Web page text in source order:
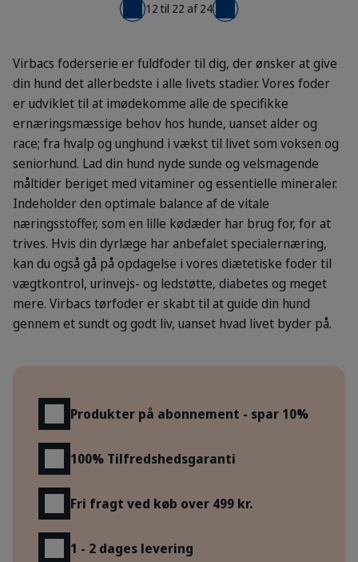
← Forrige
12 til 22 af 24
Næste →
Virbacs foderserie er fuldfoder til dig, der ønsker at give
din hund det allerbedste i alle livets stadier. Vores foder
er udviklet til at imødekomme alle de specifikke
ernæringsmæssige behov hos hunde, uanset alder og
race; fra hvalp og unghund i vækst til livet som voksen og
seniorhund. Lad din hund nyde sunde og velsmagende
måltider beriget med vitaminer og essentielle mineraler.
Indeholder den optimale balance af de vitale
næringsstoffer, som en lille kødæder har brug for, for at
trives. Hvis din dyrlæge har anbefalet specialernæring,
kan du også gå på opdagelse i vores diætetiske foder til
vægtkontrol, urinvejs- og ledstøtte, diabetes og meget
mere. Virbacs tørfoder er skabt til at guide din hund
gennem et sundt og godt liv, uanset hvad livet byder på.
Produkter på abonnement - spar 10%
100% Tilfredshedsgaranti
Fri fragt ved køb over 499 kr.
1 - 2 dages levering